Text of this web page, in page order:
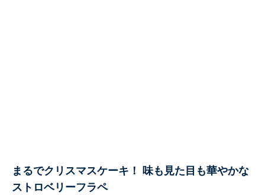
まるでクリスマスケーキ！ 味も見た目も華やかな
ストロベリーフラペ